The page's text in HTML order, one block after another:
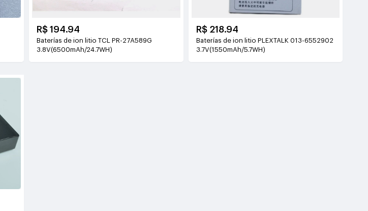
R$ 194.94
Baterías de ion litio TCL PR-27A589G
3.8V(6500mAh/24.7WH)
R$ 218.94
Baterías de ion litio PLEXTALK 013-6552902
3.7V(1550mAh/5.7WH)